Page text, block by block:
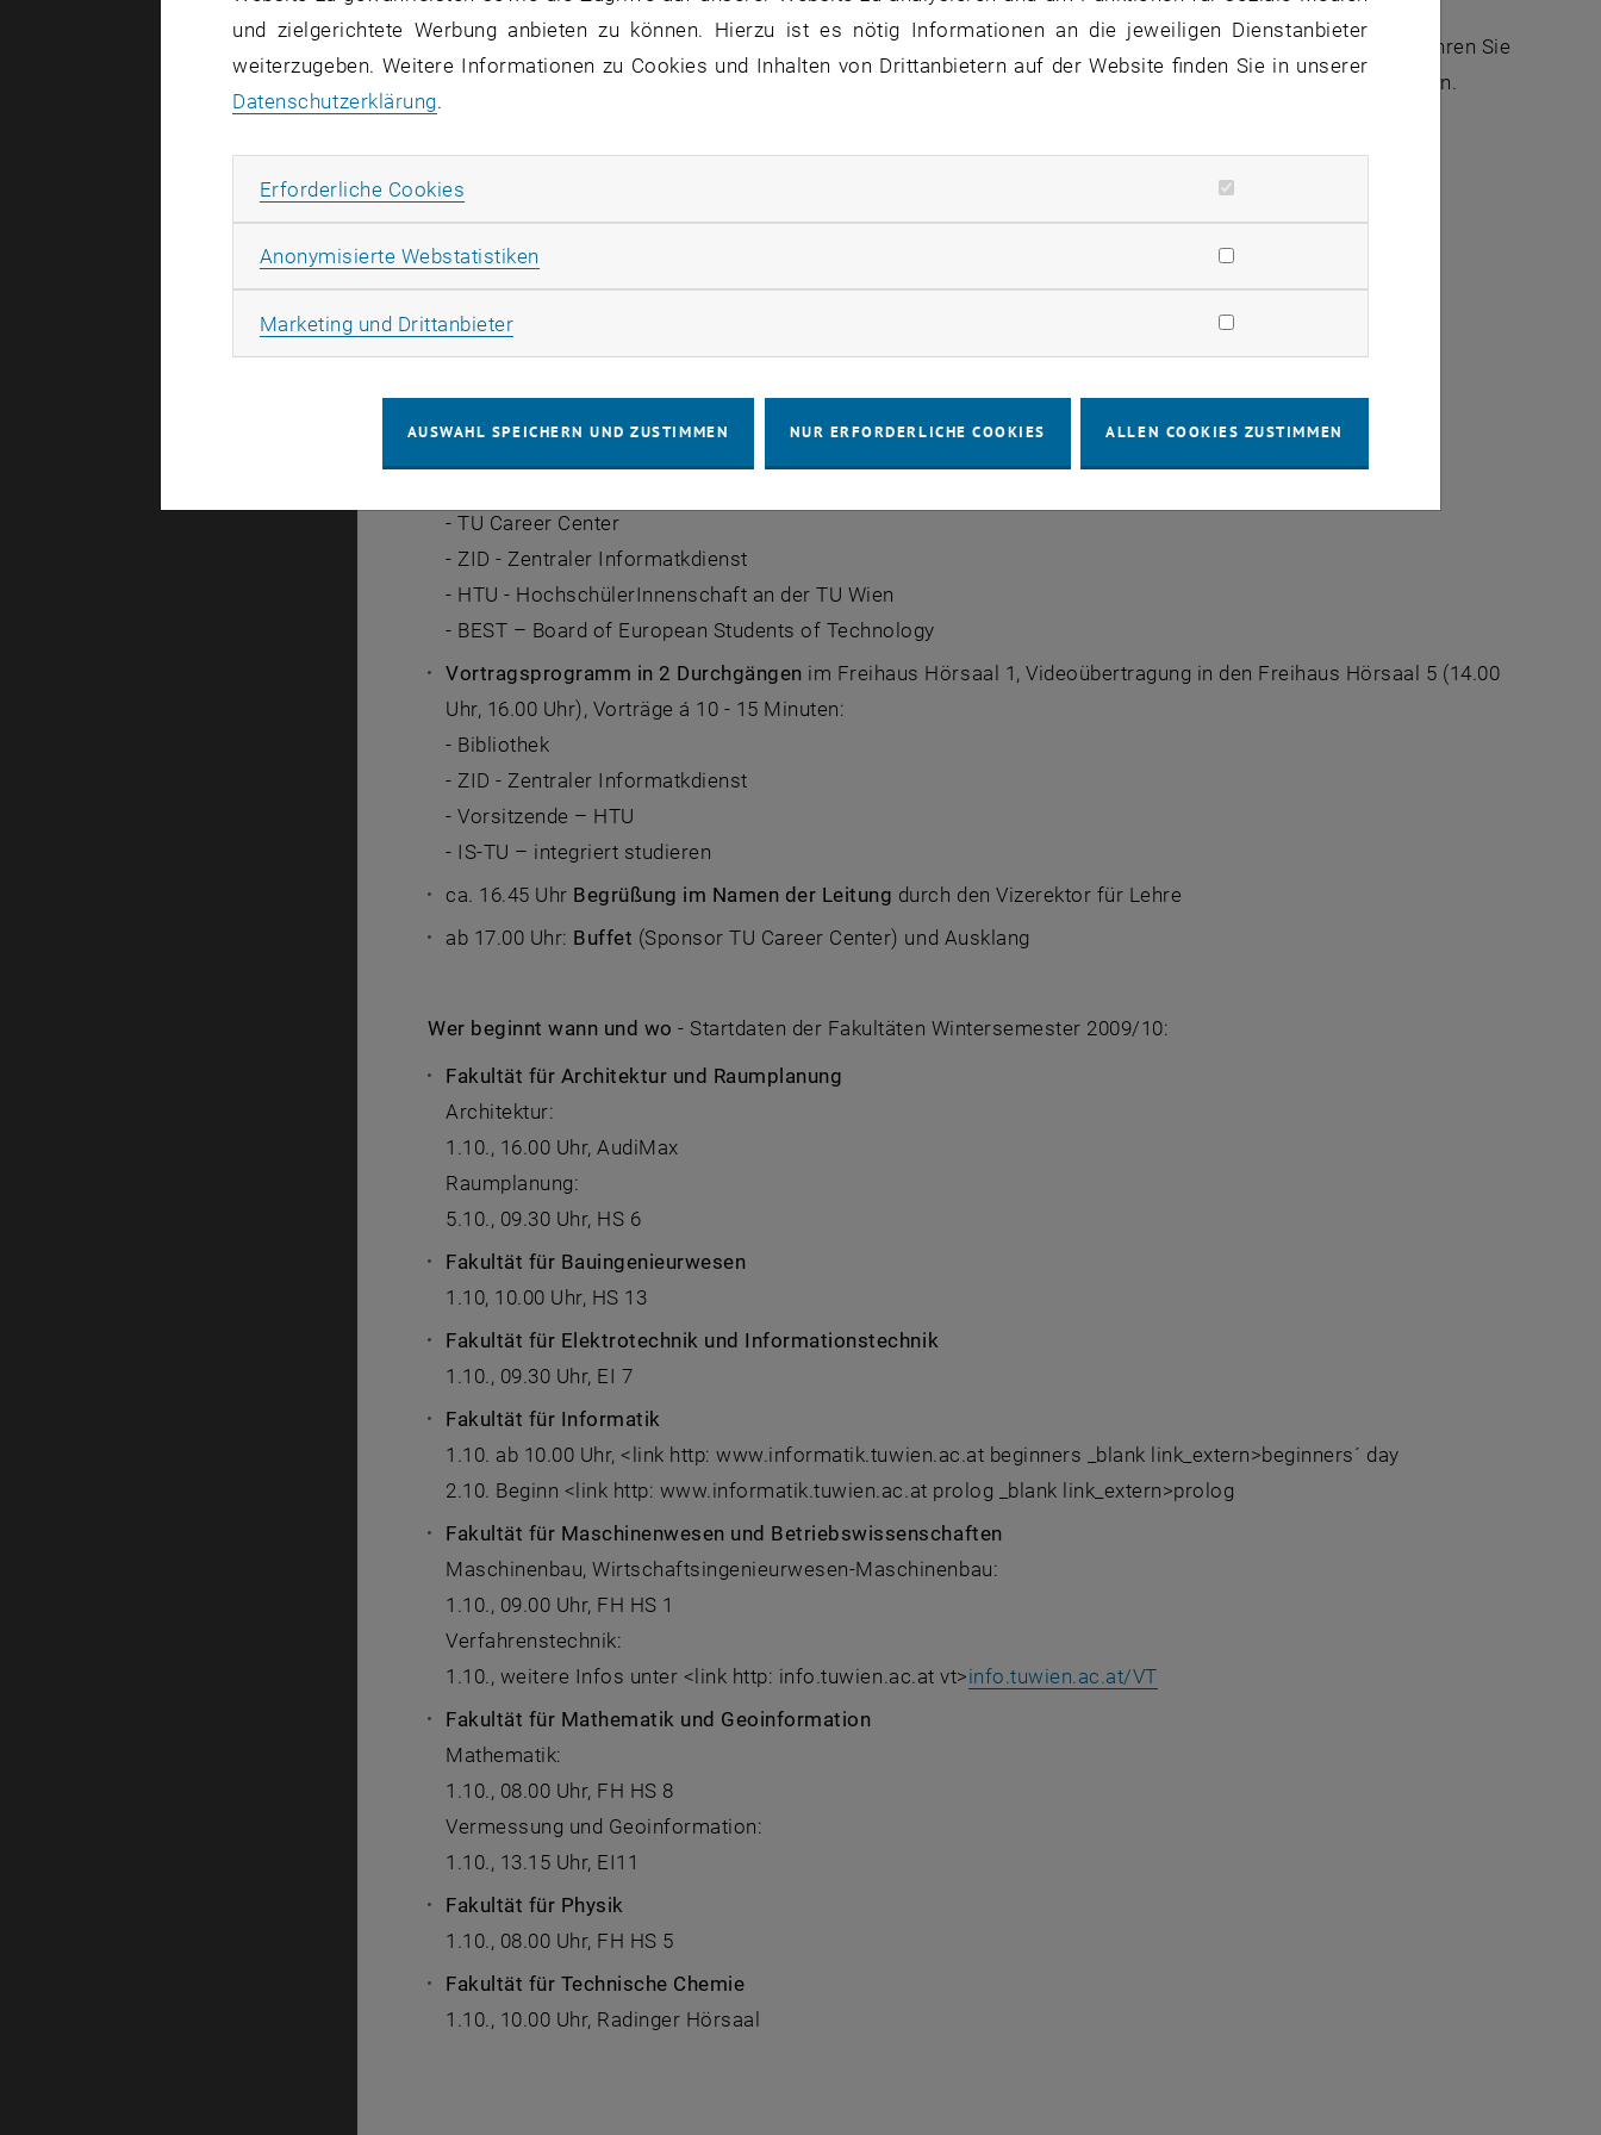
Egal ob in der Gruppe oder alleine, mit der Tutoriumsgruppe oder auf eigene Faust: kommen Sie vorbei, erfahren Sie
Nützliches für den Einstieg in´s Unileben und lernen Sie das Angebot für Sie als StudentIn der TU Wien kennen.
Ablauf:
AusstellerInnen:
- Außeninstitut - E-Learning Zentrum
- TU Career Center
- ZID - Zentraler Informatkdienst
- HTU - HochschülerInnenschaft an der TU Wien
- BEST – Board of European Students of Technology
Vortragsprogramm in 2 Durchgängen im Freihaus Hörsaal 1, Videoübertragung in den Freihaus Hörsaal 5 (14.00
Uhr, 16.00 Uhr), Vorträge á 10 - 15 Minuten:
- Bibliothek
- ZID - Zentraler Informatkdienst
- Vorsitzende – HTU
- IS-TU – integriert studieren
ca. 16.45 Uhr Begrüßung im Namen der Leitung durch den Vizerektor für Lehre
ab 17.00 Uhr: Buffet (Sponsor TU Career Center) und Ausklang
Wer beginnt wann und wo - Startdaten der Fakultäten Wintersemester 2009/10:
Fakultät für Architektur und Raumplanung
Architektur:
1.10., 16.00 Uhr, AudiMax
Raumplanung:
5.10., 09.30 Uhr, HS 6
Fakultät für Bauingenieurwesen
1.10, 10.00 Uhr, HS 13
Fakultät für Elektrotechnik und Informationstechnik
1.10., 09.30 Uhr, EI 7
Fakultät für Informatik
1.10. ab 10.00 Uhr, <link http: www.informatik.tuwien.ac.at beginners _blank link_extern>beginners´ day
2.10. Beginn <link http: www.informatik.tuwien.ac.at prolog _blank link_extern>prolog
Fakultät für Maschinenwesen und Betriebswissenschaften
Maschinenbau, Wirtschaftsingenieurwesen-Maschinenbau:
1.10., 09.00 Uhr, FH HS 1
Verfahrenstechnik:
1.10., weitere Infos unter <link http: info.tuwien.ac.at vt>info.tuwien.ac.at/VT
Fakultät für Mathematik und Geoinformation
Mathematik:
1.10., 08.00 Uhr, FH HS 8
Vermessung und Geoinformation:
1.10., 13.15 Uhr, EI11
Fakultät für Physik
1.10., 08.00 Uhr, FH HS 5
Fakultät für Technische Chemie
1.10., 10.00 Uhr, Radinger Hörsaal
und zielgerichtete Werbung anbieten zu können. Hierzu ist es nötig Informationen an die jeweiligen Dienstanbieter
weiterzugeben. Weitere Informationen zu Cookies und Inhalten von Drittanbietern auf der Website finden Sie in unserer
Datenschutzerklärung.
Erforderliche Cookies
Anonymisierte Webstatistiken
Marketing und DrittanbieterMarketing Cookies zulassen
AUSWAHL SPEICHERN UND ZUSTIMMEN NUR ERFORDERLICHE COOKIES ALLEN COOKIES ZUSTIMMEN